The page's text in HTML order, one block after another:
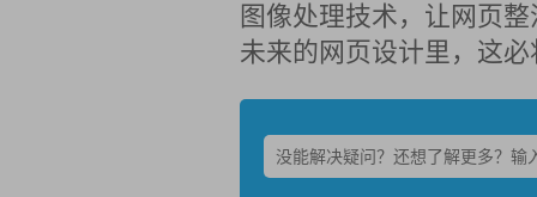
图像处理技术，让网页
未来的网页设计里，这